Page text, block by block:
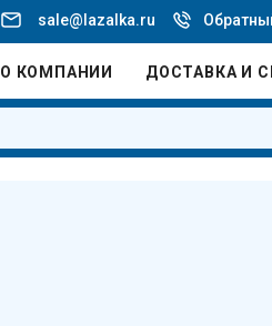
sale@lazalka.ru
О КОМПАНИИ ДОСТАВКА И